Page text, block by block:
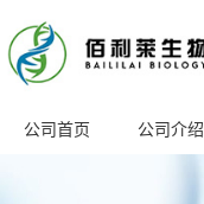
公司首页 公司介绍